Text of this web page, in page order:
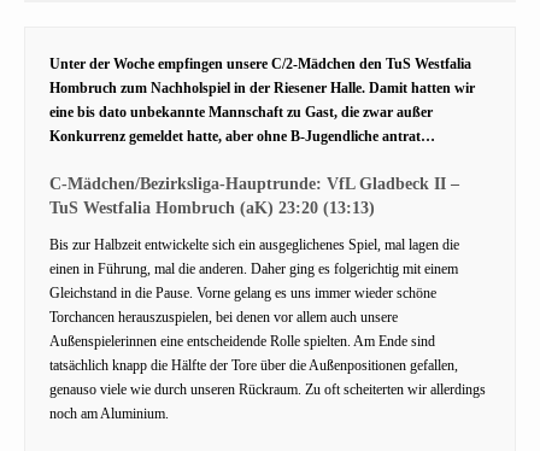
Unter der Woche empfingen unsere C/2-Mädchen den TuS Westfalia
Hombruch zum Nachholspiel in der Riesener Halle. Damit hatten wir
eine bis dato unbekannte Mannschaft zu Gast, die zwar außer
Konkurrenz gemeldet hatte, aber ohne B-Jugendliche antrat…
C-Mädchen/Bezirksliga-Hauptrunde: VfL Gladbeck II –
TuS Westfalia Hombruch (aK) 23:20 (13:13)
Bis zur Halbzeit entwickelte sich ein ausgeglichenes Spiel, mal lagen die
einen in Führung, mal die anderen. Daher ging es folgerichtig mit einem
Gleichstand in die Pause. Vorne gelang es uns immer wieder schöne
Torchancen herauszuspielen, bei denen vor allem auch unsere
Außenspielerinnen eine entscheidende Rolle spielten. Am Ende sind
tatsächlich knapp die Hälfte der Tore über die Außenpositionen gefallen,
genauso viele wie durch unseren Rückraum. Zu oft scheiterten wir allerdings
noch am Aluminium.